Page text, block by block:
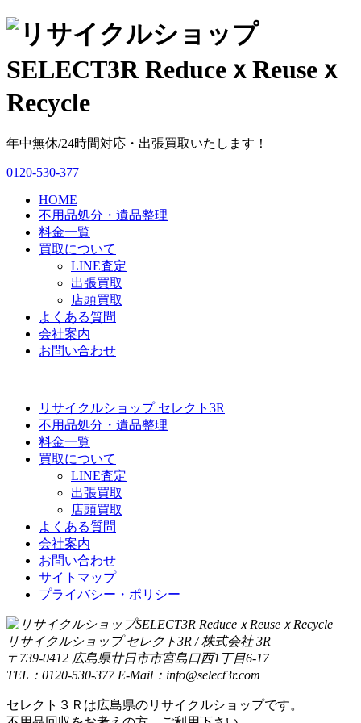
年中無休/24時間対応・出張買取いたします！
0120-530-377
HOME
不用品処分・遺品整理
料金一覧
買取について
LINE査定
出張買取
店頭買取
よくある質問
会社案内
お問い合わせ
リサイクルショップ セレクト3R
不用品処分・遺品整理
料金一覧
買取について
LINE査定
出張買取
店頭買取
よくある質問
会社案内
お問い合わせ
サイトマップ
プライバシー・ポリシー
リサイクルショップ セレクト3R / 株式会社 3R
〒739-0412 広島県廿日市市宮島口西1丁目6-17
TEL：0120-530-377 E-Mail：info@select3r.com
セレクト３Ｒは広島県のリサイクルショップです。